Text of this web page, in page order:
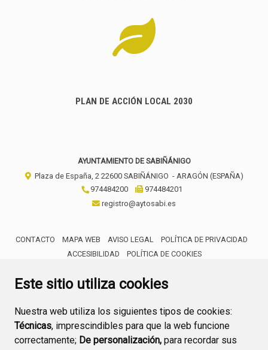
Este sitio utiliza cookies
Nuestra web utiliza los siguientes tipos de cookies:
Técnicas, imprescindibles para que la web funcione
correctamente; De personalización, para recordar sus
PLAN DE ACCIÓN LOCAL 2030
AYUNTAMIENTO DE SABIÑÁNIGO
Plaza de España, 2 22600 SABIÑÁNIGO - ARAGÓN (ESPAÑA)
974484200
974484201
registro@aytosabi.es
CONTACTO MAPA WEB AVISO LEGAL
POLÍTICA DE PRIVACIDAD
ACCESIBILIDAD
POLÍTICA DE COOKIES